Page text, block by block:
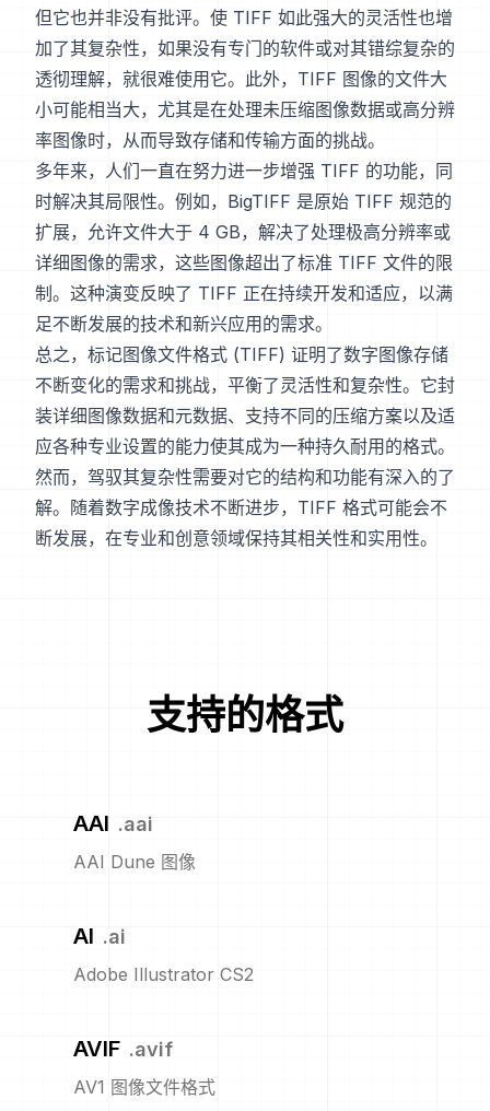
但它也并非没有批评。使 TIFF 如此强大的灵活性也增
加了其复杂性，如果没有专门的软件或对其错综复杂的
透彻理解，就很难使用它。此外，TIFF 图像的文件大
小可能相当大，尤其是在处理未压缩图像数据或高分辨
率图像时，从而导致存储和传输方面的挑战。
多年来，人们一直在努力进一步增强 TIFF 的功能，同
时解决其局限性。例如，BigTIFF 是原始 TIFF 规范的
扩展，允许文件大于 4 GB，解决了处理极高分辨率或
详细图像的需求，这些图像超出了标准 TIFF 文件的限
制。这种演变反映了 TIFF 正在持续开发和适应，以满
足不断发展的技术和新兴应用的需求。
总之，标记图像文件格式 (TIFF) 证明了数字图像存储
不断变化的需求和挑战，平衡了灵活性和复杂性。它封
装详细图像数据和元数据、支持不同的压缩方案以及适
应各种专业设置的能力使其成为一种持久耐用的格式。
然而，驾驭其复杂性需要对它的结构和功能有深入的了
解。随着数字成像技术不断进步，TIFF 格式可能会不
断发展，在专业和创意领域保持其相关性和实用性。
支持的格式
AAI .aai
AAI Dune 图像
AI .ai
Adobe Illustrator CS2
AVIF .avif
AV1 图像文件格式